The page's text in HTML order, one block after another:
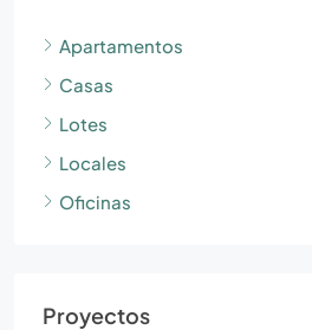
Apartamentos
Casas
Lotes
Locales
Oficinas
Proyectos